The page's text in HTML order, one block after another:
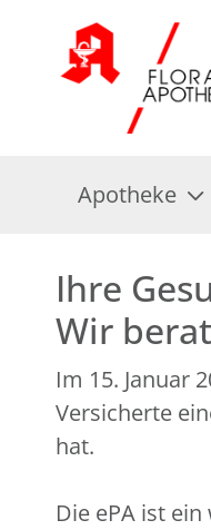
Apotheke
Ihre
Wir
Im 15. Januar
Versicherte
hat.
Die ePA ist